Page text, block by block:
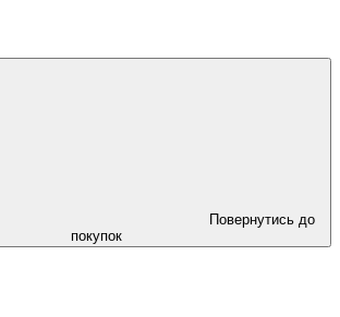
Повернутись до
покупок